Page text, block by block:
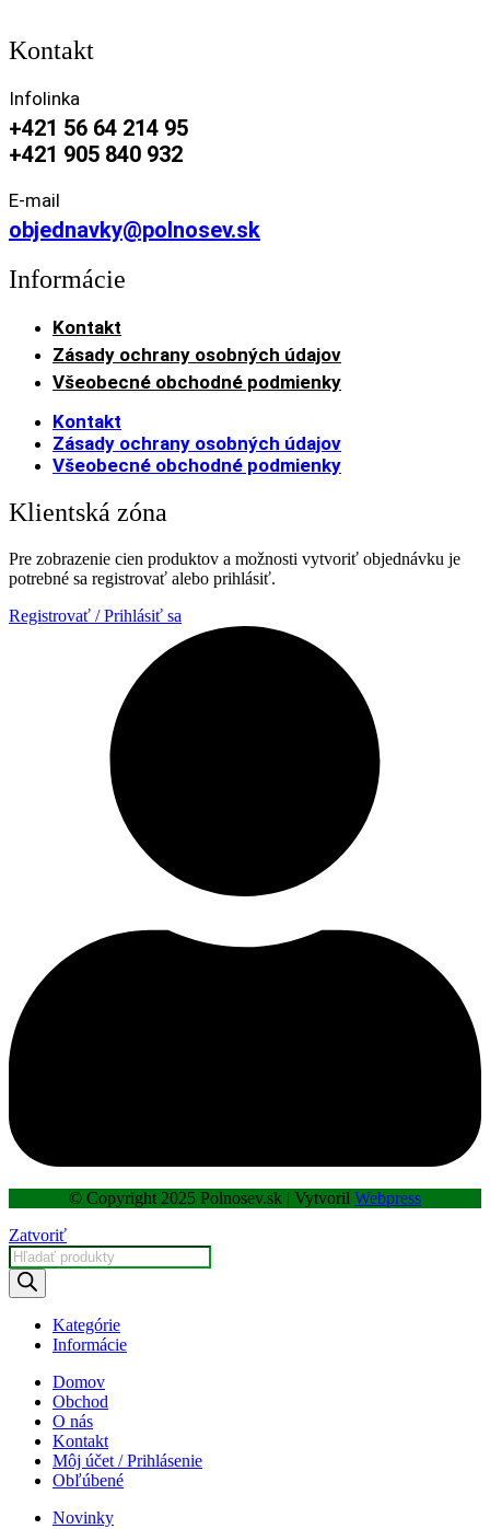
Kontakt
Infolinka
+421 56 64 214 95
+421 905 840 932
E-mail
objednavky@polnosev.sk
Informácie
Kontakt
Zásady ochrany osobných údajov
Všeobecné obchodné podmienky
Kontakt
Zásady ochrany osobných údajov
Všeobecné obchodné podmienky
Klientská zóna
Pre zobrazenie cien produktov a možnosti vytvoriť objednávku je
potrebné sa registrovať alebo prihlásiť.
Registrovať / Prihlásiť sa
© Copyright 2025 Polnosev.sk | Vytvoril Webpress
Zatvoriť
Products
search
Kategórie
Informácie
Domov
Obchod
O nás
Kontakt
Môj účet / Prihlásenie
Obľúbené
Novinky